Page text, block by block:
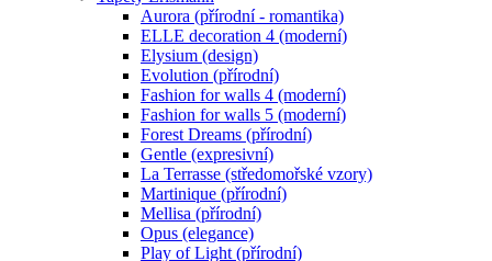
Aurora (přírodní - romantika)
ELLE decoration 4 (moderní)
Elysium (design)
Evolution (přírodní)
Fashion for walls 4 (moderní)
Fashion for walls 5 (moderní)
Forest Dreams (přírodní)
Gentle (expresivní)
La Terrasse (středomořské vzory)
Martinique (přírodní)
Mellisa (přírodní)
Opus (elegance)
Play of Light (přírodní)